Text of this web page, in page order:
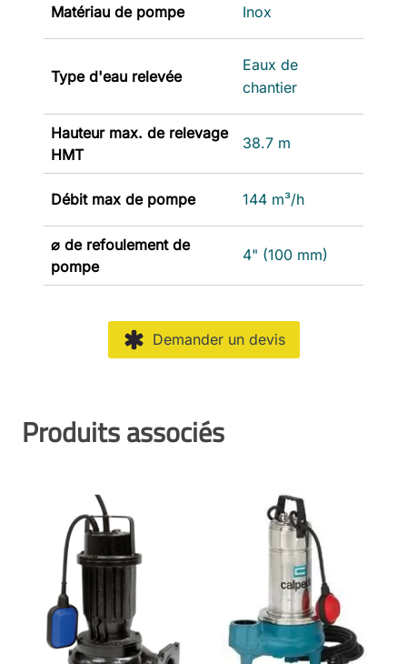
Matériau de pompe Inox
Type d'eau relevée
Eaux de
chantier
Hauteur max. de relevage
HMT
38.7 m
Débit max de pompe 144 m³/h
⌀ de refoulement de
pompe
4" (100 mm)
Demander un devis
Produits associés